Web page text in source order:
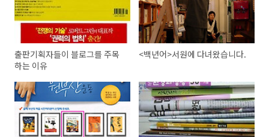
출판기획자들이 블로그를 주목
하는 이유
<백년어>서원에 다녀왔습니다.